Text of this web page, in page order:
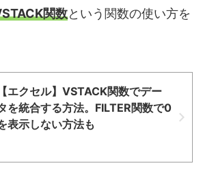
関数という関数の使い方を
【エクセル】VSTACK関数でデー
を統合する方法。FILTER関数で0
表示しない方法も